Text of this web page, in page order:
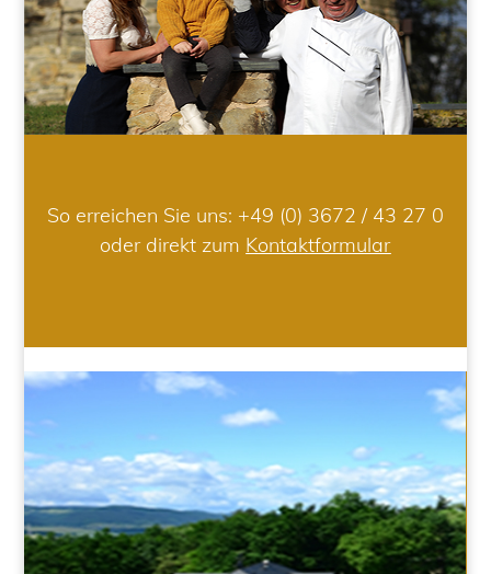
So erreichen Sie uns: +49 (0) 3672 / 43 27 0
oder direkt zum Kontaktformular